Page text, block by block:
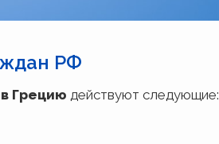
РФ
Грецию действуют следующие: